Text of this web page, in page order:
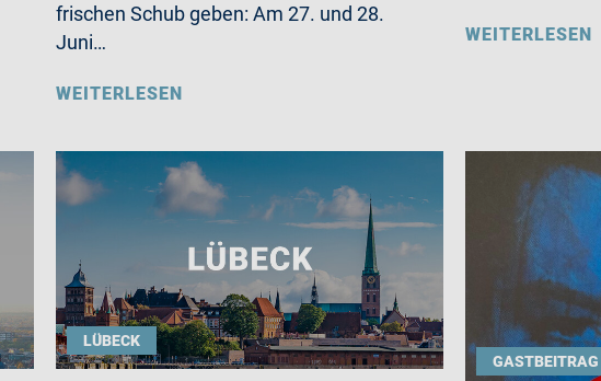
frischen Schub geben: Am 27. und 28.
Juni…
WEITERLESEN
WEITERLESEN
LÜBECK
GASTBEITRAG